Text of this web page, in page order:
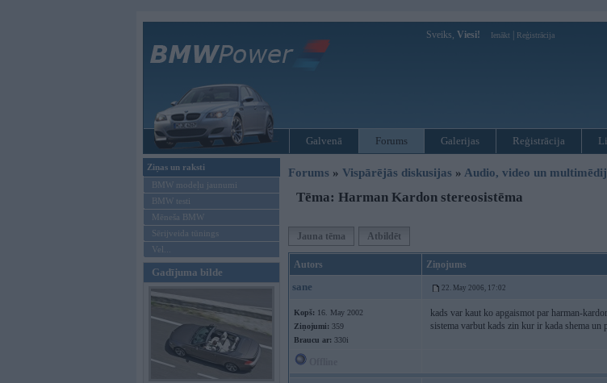
Sveiks, Viesi! Ienākt Reģistrācija
Galvenā Forums Galerijas Reģistrācija
Ziņas un raksti
BMW modeļu jaunumi
BMW testi
Mēneša BMW
Sērijveida tūnings
Vel...
Gadījuma bilde
Forums » Vispārējās diskusijas » Audio, video un
Tēma: Harman Kardon stereosistēma
Jauna tēma Atbildēt
Autors Ziņojums
sane 22. May 2006, 17:02
Kopš: 16. May 2002
Ziņojumi: 359
Braucu ar: 330i
kads var kaut ko apgaismot par harman-
sistema varbut kads zin kur ir kada shema un